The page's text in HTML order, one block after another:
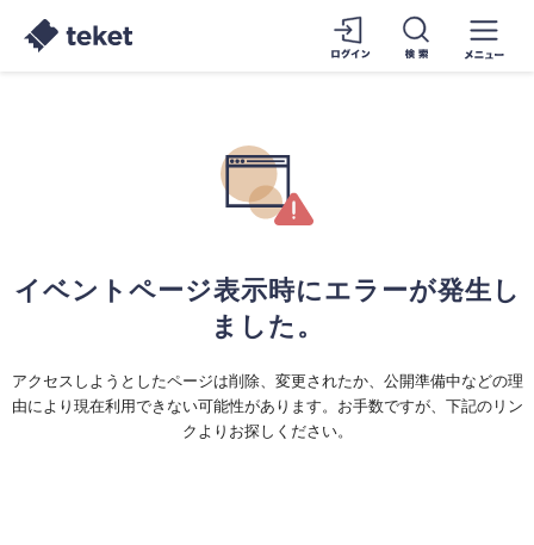
イベントページ表示時にエラーが発生し
ました。
アクセスしようとしたページは削除、変更されたか、公開準備中などの理
由により現在利用できない可能性があります。お手数ですが、下記のリン
クよりお探しください。